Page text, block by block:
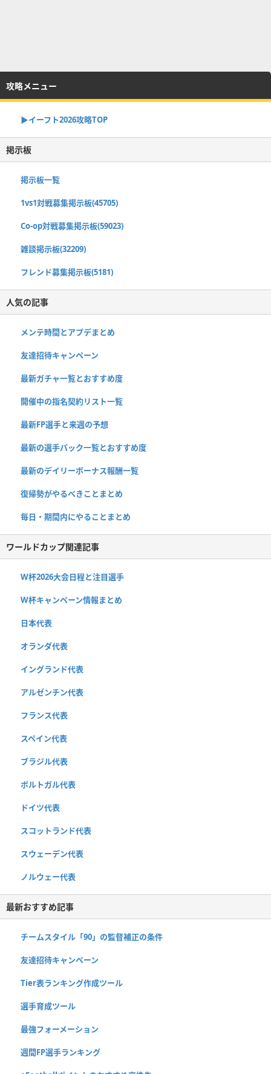
攻略メニュー
▶イーフト2026攻略TOP
掲示板
掲示板一覧
1vs1対戦募集掲示板(45705)
Co-op対戦募集掲示板(59023)
雑談掲示板(32209)
フレンド募集掲示板(5181)
人気の記事
メンテ時間とアプデまとめ
友達招待キャンペーン
最新ガチャ一覧とおすすめ度
開催中の指名契約リスト一覧
最新FP選手と来週の予想
最新の選手パック一覧とおすすめ度
最新のデイリーボーナス報酬一覧
復帰勢がやるべきことまとめ
毎日・期間内にやることまとめ
ワールドカップ関連記事
W杯2026大会日程と注目選手
W杯キャンペーン情報まとめ
日本代表
オランダ代表
イングランド代表
アルゼンチン代表
フランス代表
スペイン代表
ブラジル代表
ポルトガル代表
ドイツ代表
スコットランド代表
スウェーデン代表
ノルウェー代表
最新おすすめ記事
チームスタイル「90」の監督補正の条件
友達招待キャンペーン
Tier表ランキング作成ツール
選手育成ツール
最強フォーメーション
週間FP選手ランキング